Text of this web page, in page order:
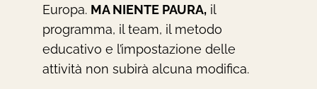
Europa. MA NIENTE PAURA,il
programma, il team, il metodo
educativo e l’impostazione delle
attività non subirà alcuna modifica.